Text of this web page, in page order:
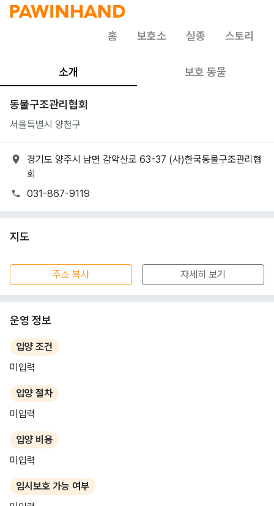
홈 보호소 실종 스토리
소개 보호 동물
동물구조관리협회
서울특별시 양천구
경기도 양주시 남면 감악산로 63-37 (사)한국동물구조관리협
회
031-867-9119
지도
주소 복사 자세히 보기
운영 정보
입양 조건
미입력
입양 절차
미입력
입양 비용
미입력
임시보호 가능 여부